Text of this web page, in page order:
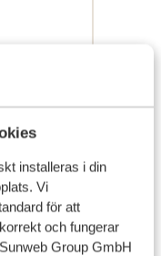
installeras i din
Vi
för att
och fungerar
Group GmbH